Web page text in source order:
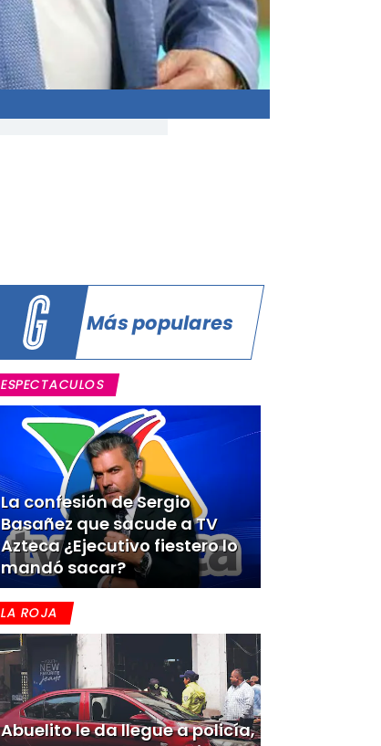
Más populares
ESPECTACULOS
La confesión de Sergio
Basañez que sacude a TV
Azteca ¿Ejecutivo fiestero lo
mandó sacar?
LA ROJA
Abuelito le da llegue a policía,